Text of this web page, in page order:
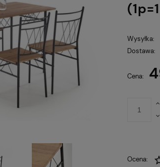
Wysyłka:
Dostawa:
Cena nie zawiera
Cena:
Ocena: